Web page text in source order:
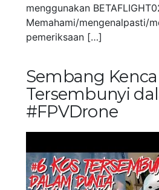
menggunakan
Memahami/mengenalpasti/
pemeriksaan […]
Sembang
Tersembunyi
#FPVDrone